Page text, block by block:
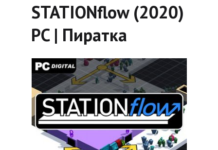
STATIONflow (2020)
PC | Пиратка